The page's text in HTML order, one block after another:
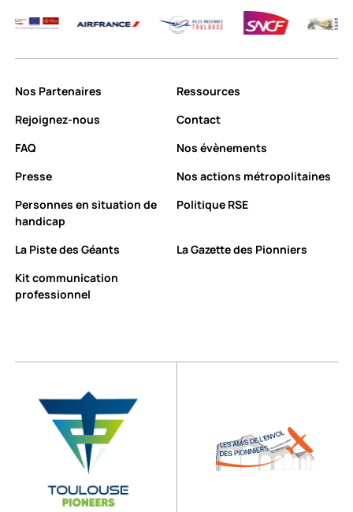
Nos Partenaires
Ressources
Rejoignez-nous
Contact
FAQ
Nos évènements
Presse
Nos actions métropolitaines
Personnes en situation de
handicap
Politique RSE
La Piste des Géants
La Gazette des Pionniers
Kit communication
professionnel